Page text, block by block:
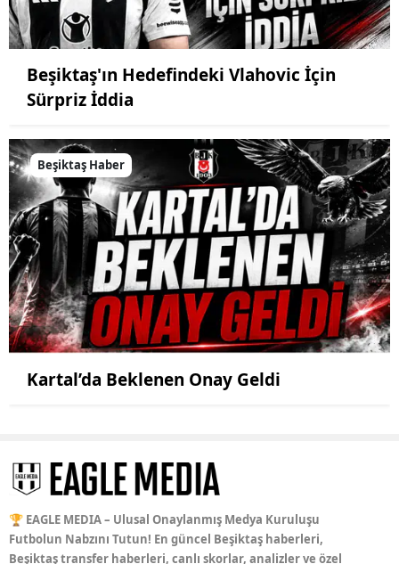
Beşiktaş'ın Hedefindeki Vlahovic İçin
Sürpriz İddia
Beşiktaş Haber
Kartal’da Beklenen Onay Geldi
🏆 EAGLE MEDIA – Ulusal Onaylanmış Medya Kuruluşu
Futbolun Nabzını Tutun! En güncel Beşiktaş haberleri,
Beşiktaş transfer haberleri, canlı skorlar, analizler ve özel